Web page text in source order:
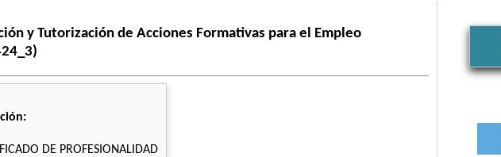
y Tutorización de Acciones Formativas para el Empleo
DE PROFESIONALIDAD